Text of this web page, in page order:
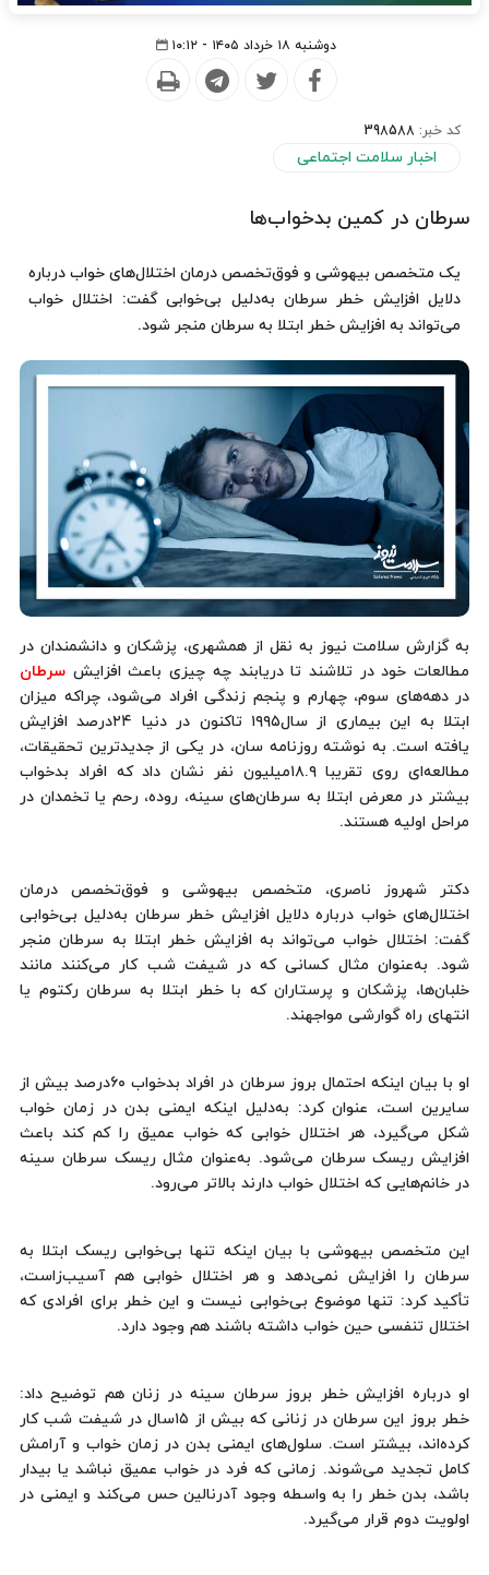
دوشنبه ۱۸ خرداد ۱۴۰۵ - ۱۰:۱۲
کد خبر: 398588
اخبار سلامت اجتماعی
سرطان در کمین بدخواب‌ها
یک متخصص بیهوشی و فوق‌تخصص درمان اختلال‌های خواب درباره
دلایل افزایش خطر سرطان به‌دلیل بی‌خوابی گفت: اختلال خواب
می‌تواند به افزایش خطر ابتلا به سرطان منجر شود.
به گزارش سلامت نیوز به نقل از همشهری، پزشکان و دانشمندان در
مطالعات خود در تلاشند تا دریابند چه چیزی باعث افزایش سرطان
در دهه‌های سوم، چهارم و پنجم زندگی افراد می‌شود، چراکه میزان
ابتلا به این بیماری از سال۱۹۹۵ تاکنون در دنیا ۲۴درصد افزایش
یافته است. به نوشته روزنامه سان، در یکی از جدیدترین تحقیقات،
مطالعه‌ای روی تقریبا ۱۸.۹میلیون نفر نشان داد که افراد بدخواب
بیشتر در معرض ابتلا به سرطان‌های سینه، روده، رحم یا تخمدان در
مراحل اولیه هستند.
دکتر شهروز ناصری، متخصص بیهوشی و فوق‌تخصص درمان
اختلال‌های خواب درباره دلایل افزایش خطر سرطان به‌دلیل بی‌خوابی
گفت: اختلال خواب می‌تواند به افزایش خطر ابتلا به سرطان منجر
شود. به‌عنوان مثال کسانی که در شیفت شب کار می‌کنند مانند
خلبان‌ها، پزشکان و پرستاران که با خطر ابتلا به سرطان رکتوم یا
انتهای راه گوارشی مواجهند.
او با بیان اینکه احتمال بروز سرطان در افراد بدخواب ۶۰درصد بیش از
سایرین است، عنوان کرد: به‌دلیل اینکه ایمنی بدن در زمان خواب
شکل می‌گیرد، هر اختلال خوابی که خواب عمیق را کم کند باعث
افزایش ریسک سرطان می‌شود. به‌عنوان مثال ریسک سرطان سینه
در خانم‌هایی که اختلال خواب دارند بالاتر می‌رود.
این متخصص بیهوشی با بیان اینکه تنها بی‌خوابی ریسک ابتلا به
سرطان را افزایش نمی‌دهد و هر اختلال خوابی هم آسیب‌زاست،
تأکید کرد: تنها موضوع بی‌خوابی نیست و این خطر برای افرادی که
اختلال تنفسی حین خواب داشته باشند هم وجود دارد.
او درباره افزایش خطر بروز سرطان سینه در زنان هم توضیح داد:‌
خطر بروز این سرطان در زنانی که بیش از ۱۵سال در شیفت شب کار
کرده‌اند، بیشتر است. سلول‌های ایمنی بدن در زمان خواب و آرامش
کامل تجدید می‌شوند. زمانی که فرد در خواب عمیق نباشد یا بیدار
باشد، بدن خطر را به واسطه وجود آدرنالین حس می‌کند و ایمنی در
اولویت دوم قرار می‌گیرد.